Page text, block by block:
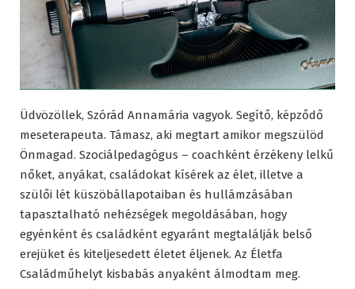
Üdvözöllek, Szórád Annamária vagyok. Segítő, képződő
meseterapeuta. Támasz, aki megtart amikor megszülöd
Önmagad. Szociálpedagógus – coachként érzékeny lelkű
nőket, anyákat, családokat kísérek az élet, illetve a
szülői lét küszöbállapotaiban és hullámzásában
tapasztalható nehézségek megoldásában, hogy
egyénként és családként egyaránt megtalálják belső
erejüket és kiteljesedett életet éljenek. Az Életfa
Családműhelyt kisbabás anyaként álmodtam meg.